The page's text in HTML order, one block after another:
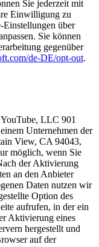
Sie jederzeit mit
Einwilligung zu
über
Sie können
gegenüber
de-DE/opt-out.
LLC 901
Unternehmen der
View, CA 94043,
möglich, wenn Sie
der Aktivierung
an den Anbieter
Daten nutzen wir
Option des
aufrufen, in der ein
Aktivierung eines
hergestellt und
auf der